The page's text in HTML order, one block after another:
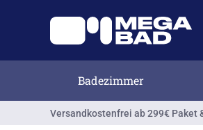
Badezimmer
Versandkostenfrei ab 299€ Paket